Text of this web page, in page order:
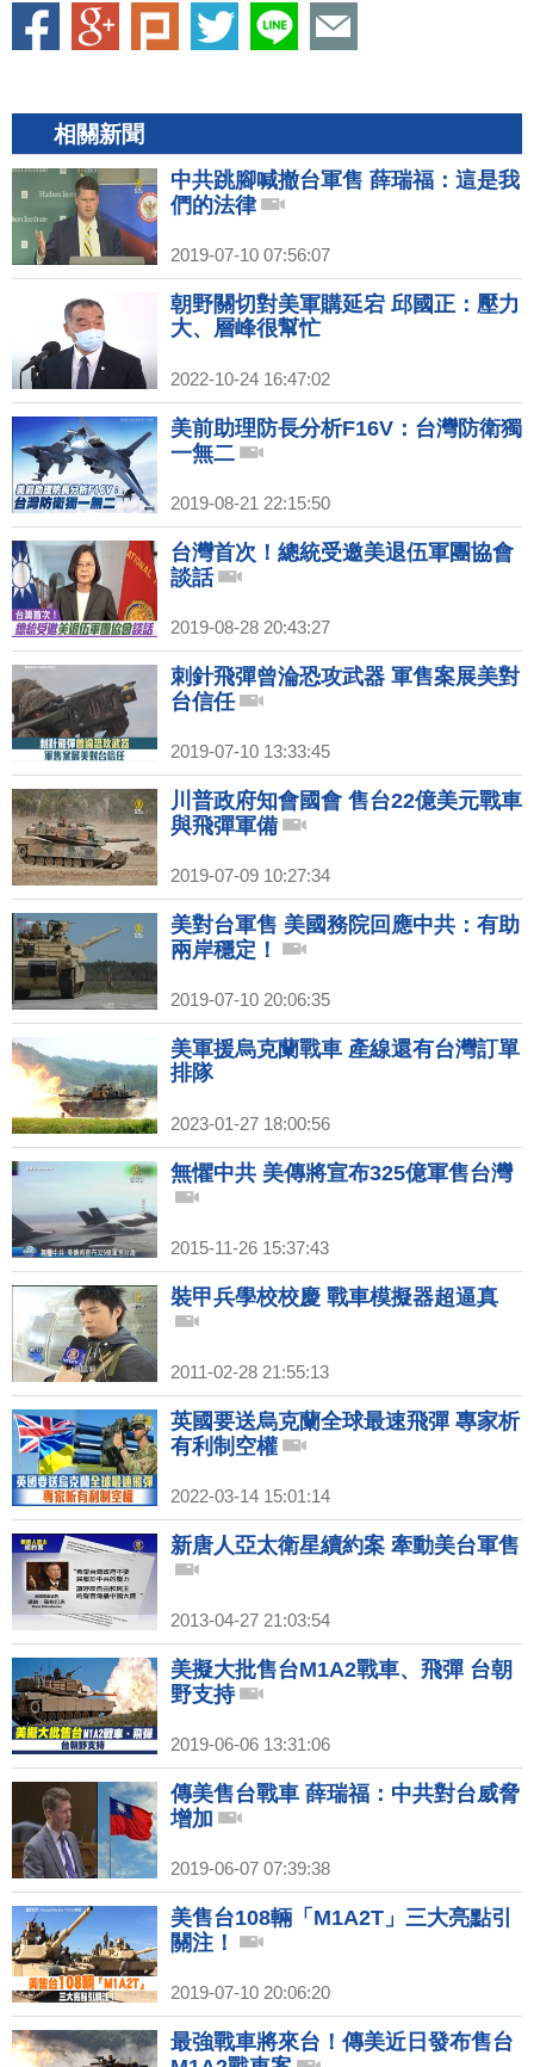
相關新聞
中共跳腳喊撤台軍售 薛瑞福：這是我
們的法律
2019-07-10 07:56:07
朝野關切對美軍購延宕 邱國正：壓力
大、層峰很幫忙
2022-10-24 16:47:02
美前助理防長分析F16V：台灣防衛獨
一無二
2019-08-21 22:15:50
台灣首次！總統受邀美退伍軍團協會
談話
2019-08-28 20:43:27
刺針飛彈曾淪恐攻武器 軍售案展美對
台信任
2019-07-10 13:33:45
川普政府知會國會 售台22億美元戰車
與飛彈軍備
2019-07-09 10:27:34
美對台軍售 美國務院回應中共：有助
兩岸穩定！
2019-07-10 20:06:35
美軍援烏克蘭戰車 產線還有台灣訂單
排隊
2023-01-27 18:00:56
無懼中共 美傳將宣布325億軍售台灣
2015-11-26 15:37:43
裝甲兵學校校慶 戰車模擬器超逼真
2011-02-28 21:55:13
英國要送烏克蘭全球最速飛彈 專家析
有利制空權
2022-03-14 15:01:14
新唐人亞太衛星續約案 牽動美台軍售
2013-04-27 21:03:54
美擬大批售台M1A2戰車、飛彈 台朝
野支持
2019-06-06 13:31:06
傳美售台戰車 薛瑞福：中共對台威脅
增加
2019-06-07 07:39:38
美售台108輛「M1A2T」三大亮點引
關注！
2019-07-10 20:06:20
最強戰車將來台！傳美近日發布售台